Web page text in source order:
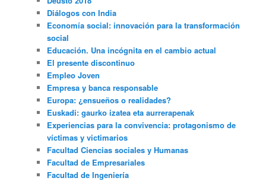
Diálogos con India
Economía social: innovación para la transformación
social
Educación. Una incógnita en el cambio actual
El presente discontinuo
Empleo Joven
Empresa y banca responsable
Europa: ¿ensueños o realidades?
Euskadi: gaurko izatea eta aurrerapenak
Experiencias para la convivencia: protagonismo de
víctimas y victimarios
Facultad Ciencias sociales y Humanas
Facultad de Empresariales
Facultad de Ingeniería